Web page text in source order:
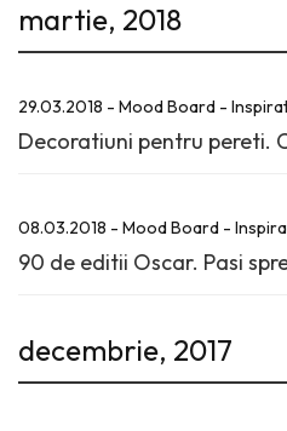
martie, 2018
29.03.2018 - Mood Board -
Decoratiuni pentru pereti.
08.03.2018 - Mood Board -
90 de editii Oscar. Pasi
decembrie, 2017